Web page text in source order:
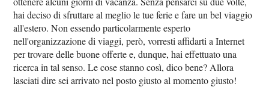
hai deciso di sfruttare al meglio le tue ferie e fare un bel viaggio
all'estero. Non essendo particolarmente esperto
nell'organizzazione di viaggi, però, vorresti affidarti a Internet
per trovare delle buone offerte e, dunque, hai effettuato una
ricerca in tal senso. Le cose stanno così, dico bene? Allora
lasciati dire sei arrivato nel posto giusto al momento giusto!